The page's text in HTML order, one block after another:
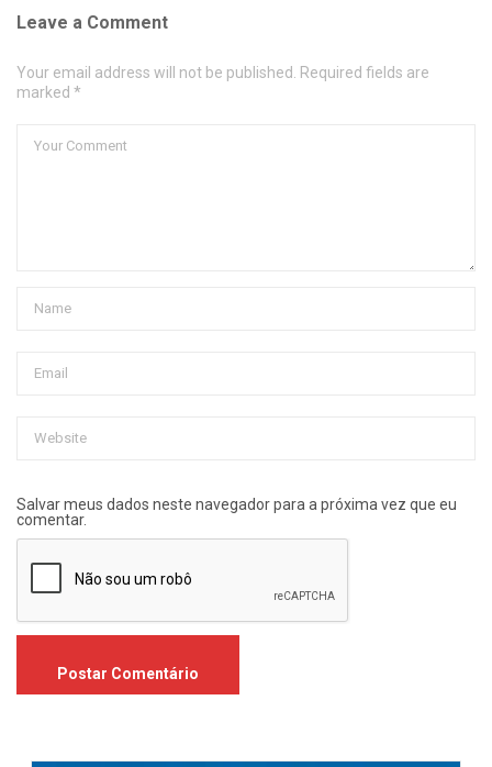
Leave a Comment
Your email address will not be published. Required fields are
marked *
Salvar meus dados neste navegador para a próxima vez que eu
comentar.